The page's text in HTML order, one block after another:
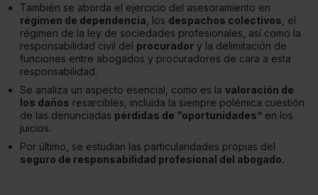
También se aborda el ejercicio del asesoramiento en
régimen de dependencia , los despachos colectivos , el
régimen de la ley de sociedades profesionales, así como la
responsabilidad civil del procurador y la delimitación de
funciones entre abogados y procuradores de cara a esta
responsabilidad.
Se analiza un aspecto esencial, como es la valoración de
los daños resarcibles, incluida la siempre polémica cuestión
de las denunciadas pérdidas de “oportunidades” en los
juicios.
Por último, se estudian las particularidades propias del
seguro de responsabilidad profesional del abogado.